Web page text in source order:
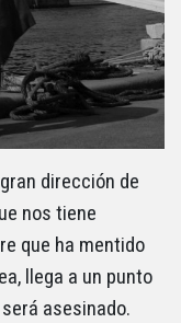
dirección de
nos tiene
que ha mentido
llega a un punto
asesinado.